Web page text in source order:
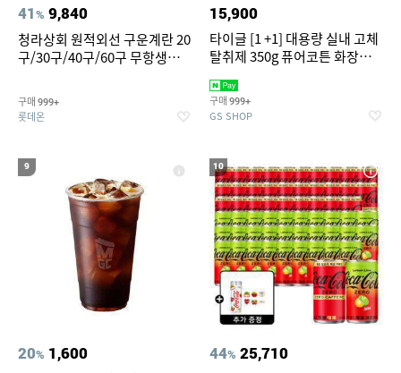
41% 9,840
청라상회 원적외선 구운계란 20
구/30구/40구/60구 무항생제
구매 999+
롯데온
15,900
타이글 [1 +1] 대용량 실내 고체
탈취제 350g 퓨어코튼 화장실
구매 999+
GS SHOP
9
20% 1,600
10
44% 25,710